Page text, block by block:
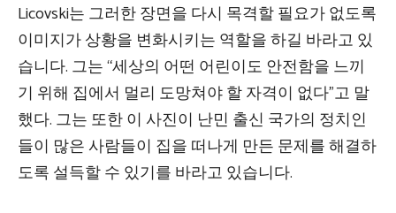
Licovski는 그러한 장면을 다시 목격할 필요가 없도록
이미지가 상황을 변화시키는 역할을 하길 바라고 있
습니다. 그는 “세상의 어떤 어린이도 안전함을 느끼
기 위해 집에서 멀리 도망쳐야 할 자격이 없다”고 말
했다. 그는 또한 이 사진이 난민 출신 국가의 정치인
들이 많은 사람들이 집을 떠나게 만든 문제를 해결하
도록 설득할 수 있기를 바라고 있습니다.